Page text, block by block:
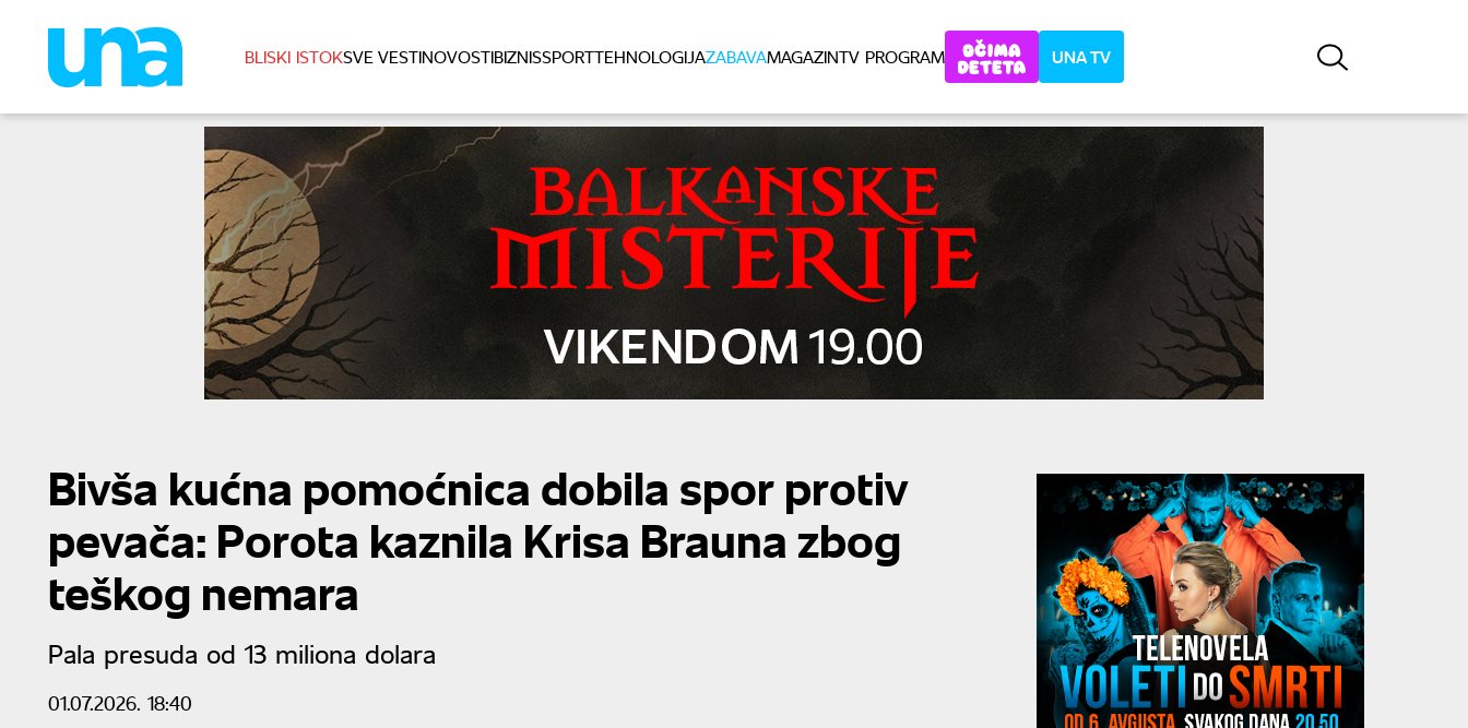
BLISKI ISTOKSVE VESTINOVOSTIBIZNISSPORTTEHNOLOGIJAZABAVAMAGAZINTV PROGRAM UNA TV
Bivša kućna pomoćnica dobila spor protiv
pevača: Porota kaznila Krisa Brauna zbog
teškog nemara
Pala presuda od 13 miliona dolara
01.07.2026. 18:40